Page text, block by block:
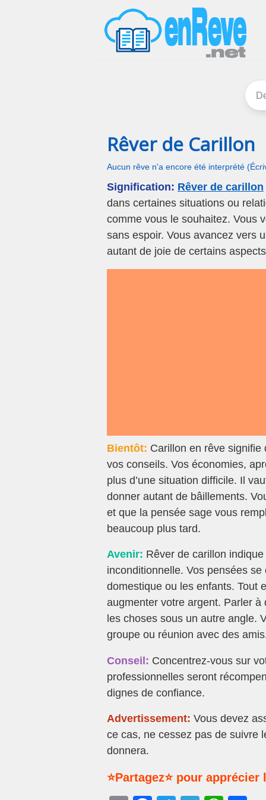
Rêver de Carillon
Aucun rêve n'a encore été interprété
Signification: Rêver de carillon
dans certaines situations ou
comme vous le souhaitez. Vous
sans espoir. Vous avancez vers
autant de joie de certains
Bientôt: Carillon en rêve signifie
vos conseils. Vos économies,
plus d’une situation difficile. Il
donner autant de bâillements.
et que la pensée sage vous
beaucoup plus tard.
Avenir: Rêver de carillon
inconditionnelle. Vos pensées
domestique ou les enfants. Tout
augmenter votre argent. Parler à
les choses sous un autre angle.
groupe ou réunion avec des
Conseil: Concentrez-vous sur
professionnelles seront
dignes de confiance.
Advertissement: Vous devez
ce cas, ne cessez pas de suivre
donnera.
⭐Partagez⭐ pour